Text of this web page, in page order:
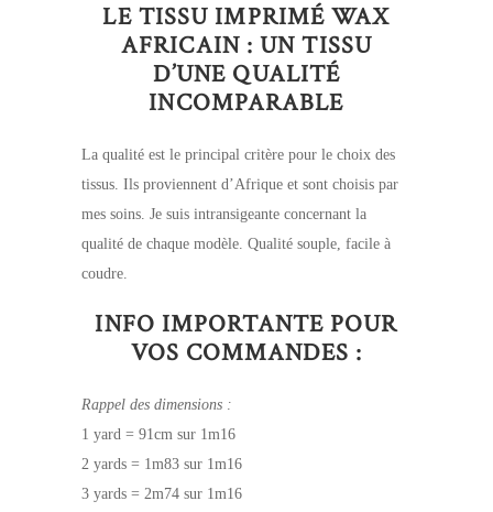
LE TISSU IMPRIMÉ WAX
AFRICAIN : UN TISSU
D’UNE QUALITÉ
INCOMPARABLE
La qualité est le principal critère pour le choix des
tissus. Ils proviennent d’Afrique et sont choisis par
mes soins. Je suis intransigeante concernant la
qualité de chaque modèle. Qualité souple, facile à
coudre.
INFO IMPORTANTE POUR
VOS COMMANDES :
Rappel des dimensions :
1 yard = 91cm sur 1m16
2 yards = 1m83 sur 1m16
3 yards = 2m74 sur 1m16